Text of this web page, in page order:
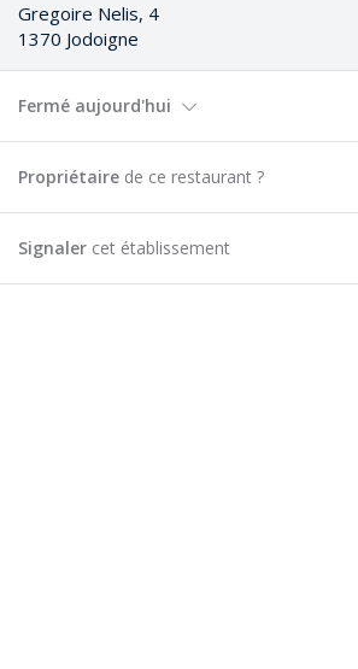
Gregoire Nelis, 4
1370 Jodoigne
Fermé aujourd'hui
Propriétaire de ce restaurant ?
Signaler cet établissement